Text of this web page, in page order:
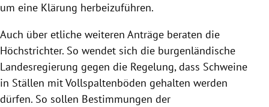
um eine Klärung herbeizuführen.
Auch über etliche weiteren Anträge beraten die
Höchstrichter. So wendet sich die burgenländische
Landesregierung gegen die Regelung, dass Schweine
in Ställen mit Vollspaltenböden gehalten werden
dürfen. So sollen Bestimmungen der